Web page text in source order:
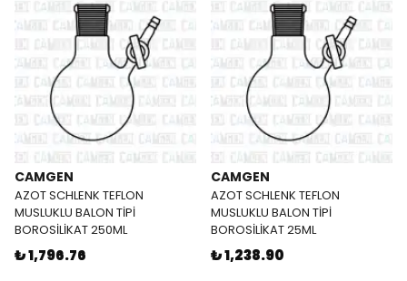
CAMGEN
AZOT SCHLENK TEFLON
MUSLUKLU BALON TİPİ
BOROSİLİKAT 250ML
₺ 1,796.76
CAMGEN
AZOT SCHLENK TEFLON
MUSLUKLU BALON TİPİ
BOROSİLİKAT 25ML
₺ 1,238.90